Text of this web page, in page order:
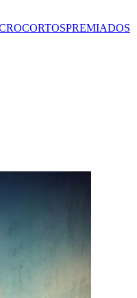
PREMIADOS